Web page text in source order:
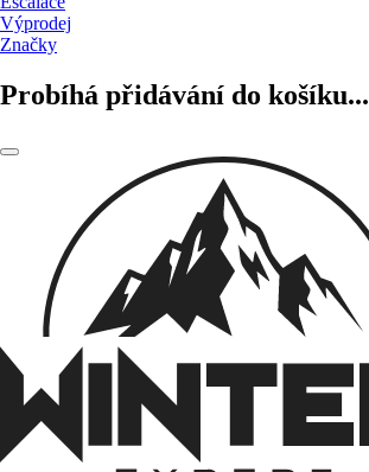
Výprodej
Značky
Probíhá přidávání do košíku...